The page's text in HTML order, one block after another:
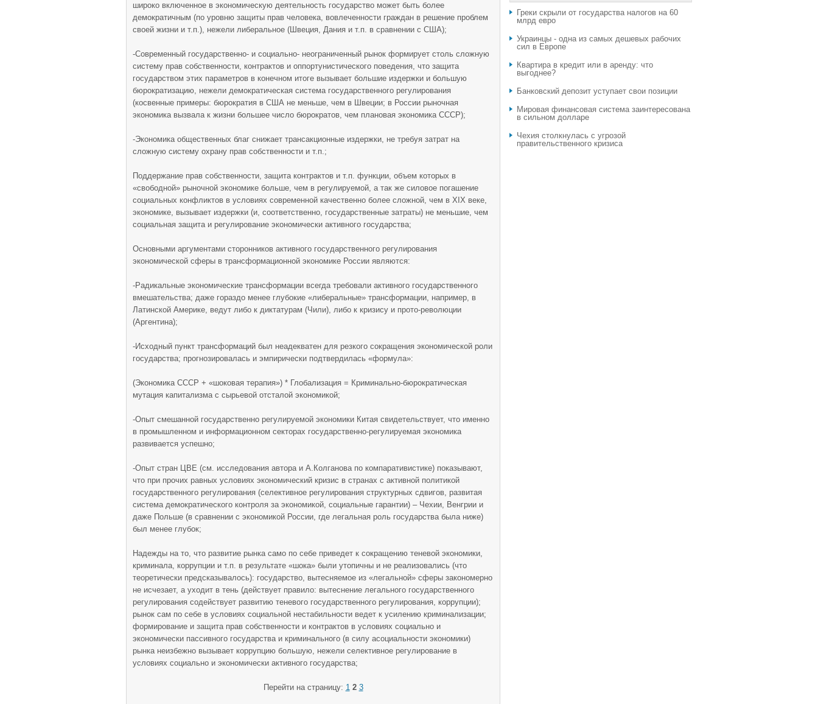
широко включенное в экономическую деятельность государство может быть более
демократичным (по уровню защиты прав человека, вовлеченности граждан в решение проблем
своей жизни и т.п.), нежели либеральное (Швеция, Дания и т.п. в сравнении с США);
-Современный государственно- и социально- неограниченный рынок формирует столь сложную
систему прав собственности, контрактов и оппортунистического поведения, что защита
государством этих параметров в конечном итоге вызывает большие издержки и большую
бюрократизацию, нежели демократическая система государственного регулирования
(косвенные примеры: бюрократия в США не меньше, чем в Швеции; в России рыночная
экономика вызвала к жизни большее число бюрократов, чем плановая экономика СССР);
-Экономика общественных благ снижает трансакционные издержки, не требуя затрат на
сложную систему охрану прав собственности и т.п.;
Поддержание прав собственности, защита контрактов и т.п. функции, объем которых в
«свободной» рыночной экономике больше, чем в регулируемой, а так же силовое погашение
социальных конфликтов в условиях современной качественно более сложной, чем в XIX веке,
экономике, вызывает издержки (и, соответственно, государственные затраты) не меньшие, чем
социальная защита и регулирование экономически активного государства;
Основными аргументами сторонников активного государственного регулирования
экономической сферы в трансформационной экономике России являются:
-Радикальные экономические трансформации всегда требовали активного государственного
вмешательства; даже гораздо менее глубокие «либеральные» трансформации, например, в
Латинской Америке, ведут либо к диктатурам (Чили), либо к кризису и прото-революции
(Аргентина);
-Исходный пункт трансформаций был неадекватен для резкого сокращения экономической роли
государства; прогнозировалась и эмпирически подтвердилась «формула»:
(Экономика СССР + «шоковая терапия») * Глобализация = Криминально-бюрократическая
мутация капитализма с сырьевой отсталой экономикой;
-Опыт смешанной государственно регулируемой экономики Китая свидетельствует, что именно
в промышленном и информационном секторах государственно-регулируемая экономика
развивается успешно;
-Опыт стран ЦВЕ (см. исследования автора и А.Колганова по компаративистике) показывают,
что при прочих равных условиях экономический кризис в странах с активной политикой
государственного регулирования (селективное регулирования структурных сдвигов, развитая
система демократического контроля за экономикой, социальные гарантии) – Чехии, Венгрии и
даже Польше (в сравнении с экономикой России, где легальная роль государства была ниже)
был менее глубок;
Надежды на то, что развитие рынка само по себе приведет к сокращению теневой экономики,
криминала, коррупции и т.п. в результате «шока» были утопичны и не реализовались (что
теоретически предсказывалось): государство, вытесняемое из «легальной» сферы закономерно
не исчезает, а уходит в тень (действует правило: вытеснение легального государственного
регулирования содействует развитию теневого государственного регулирования, коррупции);
рынок сам по себе в условиях социальной нестабильности ведет к усилению криминализации;
формирование и защита прав собственности и контрактов в условиях социально и
экономически пассивного государства и криминального (в силу асоциальности экономики)
рынка неизбежно вызывает коррупцию большую, нежели селективное регулирование в
условиях социально и экономически активного государства;
Перейти на страницу: 1 2 3
Греки скрыли от государства налогов на 60
млрд евро
Украинцы - одна из самых дешевых рабочих
сил в Европе
Квартира в кредит или в аренду: что
выгоднее?
​Банковский депозит уступает свои позиции
Мировая финансовая система заинтересована
в сильном долларе
Чехия столкнулась с угрозой
правительственного кризиса